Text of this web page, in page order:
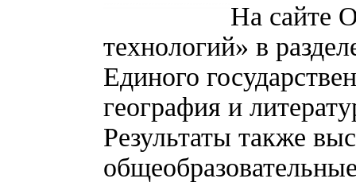
На сайте
технологий» в
Единого
география и
Результаты также